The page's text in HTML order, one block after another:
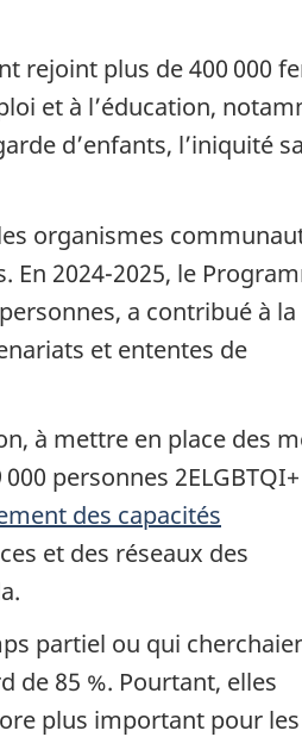
rejoint plus de 400 000
et à l’éducation,
d’enfants, l’iniquité
organismes
2024-2025, le
a contribué à
et ententes de
à mettre en place des
personnes
des capacités
et des réseaux des
partiel ou qui
de 85 %. Pourtant, elles
plus important pour les